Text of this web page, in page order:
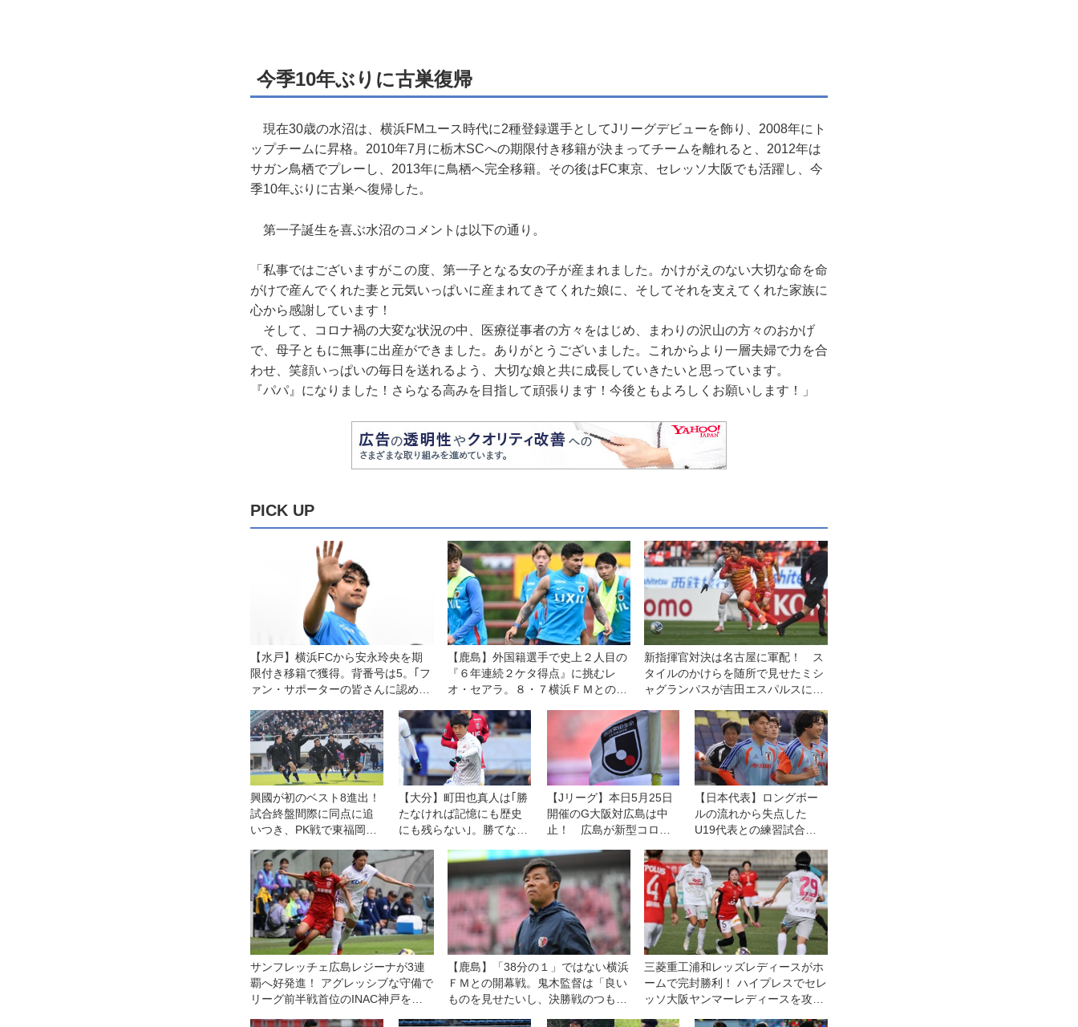
今季10年ぶりに古巣復帰
現在30歳の水沼は、横浜FMユース時代に2種登録選手としてJリーグデビューを飾り、2008年にト
ップチームに昇格。2010年7月に栃木SCへの期限付き移籍が決まってチームを離れると、2012年は
サガン鳥栖でプレーし、2013年に鳥栖へ完全移籍。その後はFC東京、セレッソ大阪でも活躍し、今
季10年ぶりに古巣へ復帰した。
第一子誕生を喜ぶ水沼のコメントは以下の通り。
「私事ではございますがこの度、第一子となる女の子が産まれました。かけがえのない大切な命を命
がけで産んでくれた妻と元気いっぱいに産まれてきてくれた娘に、そしてそれを支えてくれた家族に
心から感謝しています！
そして、コロナ禍の大変な状況の中、医療従事者の方々をはじめ、まわりの沢山の方々のおかげ
で、母子ともに無事に出産ができました。ありがとうございました。これからより一層夫婦で力を合
わせ、笑顔いっぱいの毎日を送れるよう、大切な娘と共に成長していきたいと思っています。
『パパ』になりました！さらなる高みを目指して頑張ります！今後ともよろしくお願いします！」
PICK UP
【水戸】横浜FCから安永玲央を期
限付き移籍で獲得。背番号は5。｢フ
ァン・サポーターの皆さんに認めて
【鹿島】外国籍選手で史上２人目の
『６年連続２ケタ得点』に挑むレ
オ・セアラ。８・７横浜ＦＭとの開
示す機会」と意気込む
新指揮官対決は名古屋に軍配！ ス
タイルのかけらを随所で見せたミシ
ャグランパスが吉田エスパルスに１
興國が初のベスト8進出！
試合終盤間際に同点に追
いつき、PK戦で東福岡を
【大分】町田也真人は｢勝
たなければ記憶にも歴史
にも残らない｣。勝てなか
来へ
【Jリーグ】本日5月25日
開催のG大阪対広島は中
止！ 広島が新型コロナ
となったため
【日本代表】ロングボー
ルの流れから失点した
U19代表との練習試合に
麗に崩す相手だけじゃな
い。そこは僕たちの課
題」
サンフレッチェ広島レジーナが3連
覇へ好発進！ アグレッシブな守備で
リーグ前半戦首位のINAC神戸を下
【鹿島】「38分の１」ではない横浜
ＦＭとの開幕戦。鬼木監督は「良い
ものを見せたいし、決勝戦のつもり
三菱重工浦和レッズレディースがホ
ームで完封勝利！ ハイプレスでセレ
ッソ大阪ヤンマーレディースを攻守